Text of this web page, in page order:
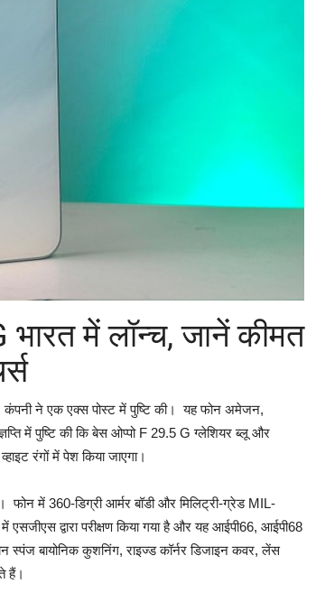
में लॉन्च, जानें कीमत
कंपनी ने एक एक्स पोस्ट में पुष्टि की। यह फोन अमेजन,
में पुष्टि की कि बेस ओप्पो F 29.5 G ग्लेशियर ब्लू और
रंगों में पेश किया जाएगा।
में 360-डिग्री आर्मर बॉडी और मिलिट्री-ग्रेड MIL-
द्वारा परीक्षण किया गया है और यह आईपी66, आईपी68
स्पंज बायोनिक कुशनिंग, राइज्ड कॉर्नर डिजाइन कवर, लेंस
हैं।
कृषि विज्ञान
राष्ट्रीय कीट निगरानी प्रणालीः नया एआई प्लेटफॉर्म
किसानों...